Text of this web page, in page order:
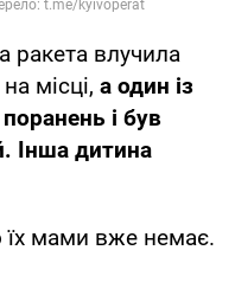
ракета влучила
місці, а один із
і був
Інша дитина
мами вже немає.